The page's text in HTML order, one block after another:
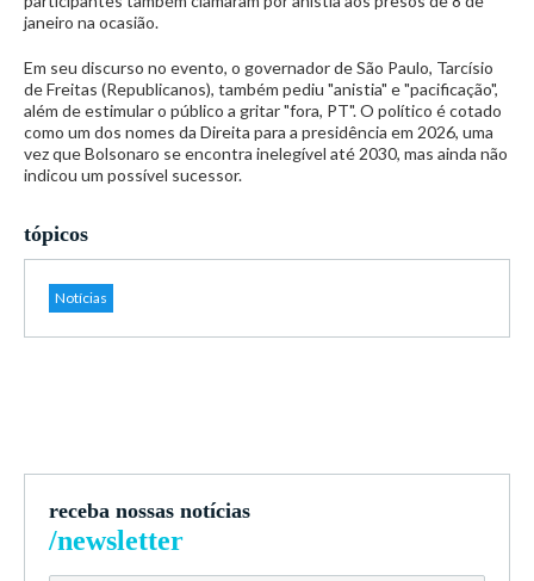
janeiro na ocasião.
Em seu discurso no evento, o governador de São Paulo, Tarcísio
de Freitas (Republicanos), também pediu "anistia" e "pacificação",
além de estimular o público a gritar "fora, PT". O político é cotado
como um dos nomes da Direita para a presidência em 2026, uma
vez que Bolsonaro se encontra inelegível até 2030, mas ainda não
indicou um possível sucessor.
tópicos
Notícias
receba nossas notícias
/newsletter